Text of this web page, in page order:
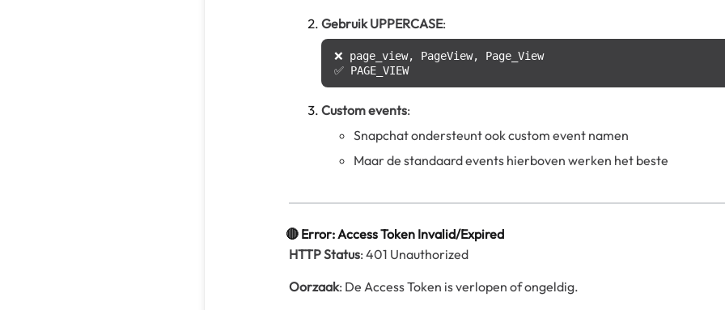
Gebruik UPPERCASE:
❌ page_view, PageView, Page_View
Custom events:
Snapchat ondersteunt ook custom event namen
Maar de standaard events hierboven werken het beste
🔴 Error: Access Token Invalid/Expired
HTTP Status: 401 Unauthorized
Oorzaak: De Access Token is verlopen of ongeldig.